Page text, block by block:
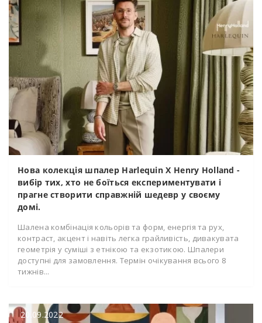
Нова колекція шпалер Harlequin X Henry Holland -
вибір тих, хто не боїться експериментувати і
прагне створити справжній шедевр у своєму
домі.
Шалена комбінація кольорів та форм, енергія та рух,
контраст, акцент і навіть легка грайливість, дивакувата
геометрія у суміші з етнікою та екзотикою. Шпалери
доступні для замовлення. Термін очікування всього 8
тижнів...
20.09.2022